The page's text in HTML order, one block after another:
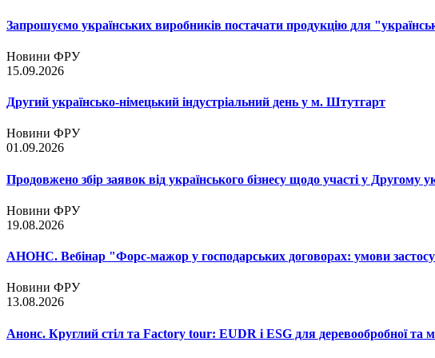
Запрошуємо українських виробників постачати продукцію для
Новини ФРУ
15.09.2026
Другий українсько-німецький індустріальний день у м. Штутгарт
Новини ФРУ
01.09.2026
Продовжено збір заявок від українського бізнесу щодо участі у Другому
Новини ФРУ
19.08.2026
АНОНС. Вебінар "Форс-мажор у господарських договорах: умови
Новини ФРУ
13.08.2026
Анонс. Круглий стіл та Factory tour: EUDR і ESG для деревообробної та